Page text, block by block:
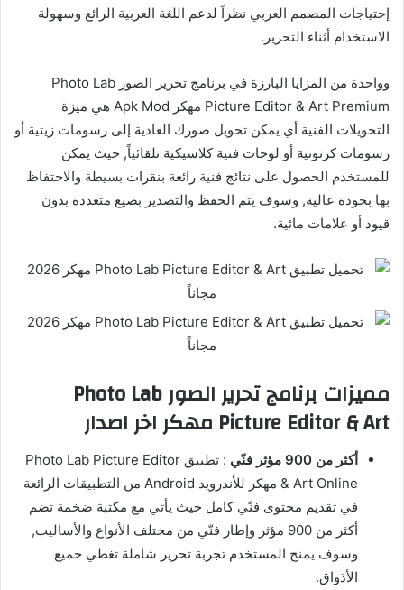
إحتياجات المصمم العربي نظراً لدعم اللغة العربية الرائع وسهولة
الاستخدام أثناء التحرير.
وواحدة من المزايا البارزة في برنامج تحرير الصور Photo Lab
Picture Editor & Art Premium مهكر Apk Mod هي ميزة
التحويلات الفنية أي يمكن تحويل صورك العادية إلى رسومات زيتية أو
رسومات كرتونية أو لوحات فنية كلاسيكية تلقائياً, حيث يمكن
للمستخدم الحصول على نتائج فنية رائعة بنقرات بسيطة والاحتفاظ
بها بجودة عالية, وسوف يتم الحفظ والتصدير بصيغ متعددة بدون
قيود أو علامات مائية.
مميزات برنامج تحرير الصور Photo Lab
Picture Editor & Art مهكر اخر اصدار
أكثر من 900 مؤثر فنّي
: تطبيق Photo Lab Picture Editor
& Art Online مهكر للأندرويد Android من التطبيقات الرائعة
في تقديم محتوى فنّي كامل حيث يأتي مع مكتبة ضخمة تضم
أكثر من 900 مؤثر وإطار فنّي من مختلف الأنواع والأساليب,
وسوف يمنح المستخدم تجربة تحرير شاملة تغطي جميع
الأذواق.